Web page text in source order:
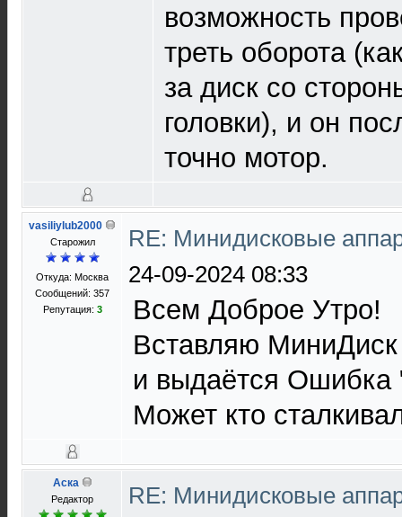
возможность
треть оборота
за диск со
головки), и он
точно мотор.
vasiliylub2000
Старожил
Откуда: Москва
Сообщений: 357
Репутация: 3
RE: Минидисковые
24-09-2024 08:33
Всем Доброе Утро!
Вставляю
и выдаётся Ошибка
Может кто
Аска
Редактор
RE: Минидисковые